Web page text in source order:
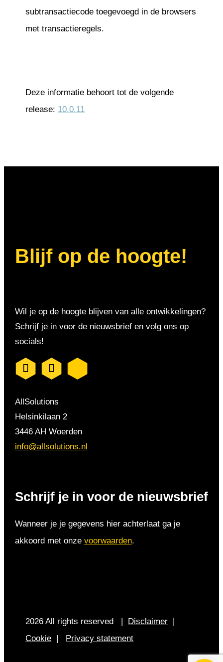
subtransactiecode toegevoegd in de browsers
met transactieregels.
Deze informatie behoort tot de volgende
release: 10.0.11
Blijf op de hoogte!
Wil je op de hoogte blijven van alle ontwikkelingen?
Schrijf je in voor de nieuwsbrief en volg ons op
socials!
AllSolutions
Helsinkilaan 2
3446 AH Woerden
info@allsolutions.nl
Schrijf je in voor de nieuwsbrief
Wanneer je je gegevens hier achterlaat ga je
akkoord met onze voorwaarden.
2026 All rights reserved | Disclaimer
Cookie
Privacy statement